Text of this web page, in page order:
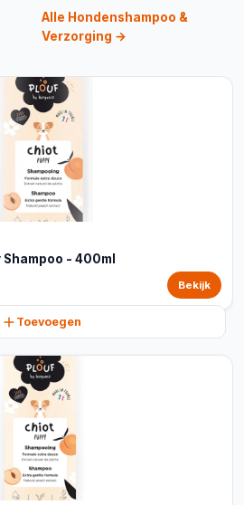
Alle Hondenshampoo &
Verzorging →
- 400ml
Bekijk
Toevoegen